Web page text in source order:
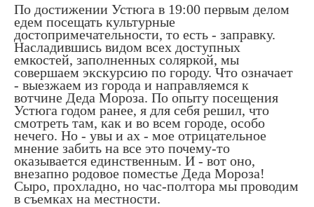
По достижении Устюга в 19:00 первым делом
едем посещать культурные
достопримечательности, то есть - заправку.
Насладившись видом всех доступных
емкостей, заполненных соляркой, мы
совершаем экскурсию по городу. Что означает
- выезжаем из города и направляемся к
вотчине Деда Мороза. По опыту посещения
Устюга годом ранее, я для себя решил, что
смотреть там, как и во всем городе, особо
нечего. Но - увы и ах - мое отрицательное
мнение забить на все это почему-то
оказывается единственным. И - вот оно,
внезапно родовое поместье Деда Мороза!
Сыро, прохладно, но час-полтора мы проводим
в съемках на местности.